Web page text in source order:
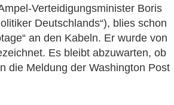
Verteidigungsminister Boris
Deutschlands“), blies schon
an den Kabeln. Er wurde von
Es bleibt abzuwarten, ob
die Meldung der Washington Post